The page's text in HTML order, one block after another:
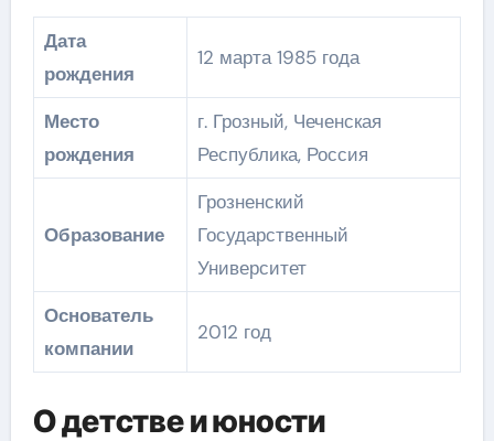
Дата
рождения
12 марта 1985 года
Место
рождения
г. Грозный, Чеченская
Республика, Россия
Образование
Грозненский
Государственный
Университет
Основатель
компании
2012 год
О детстве и юности